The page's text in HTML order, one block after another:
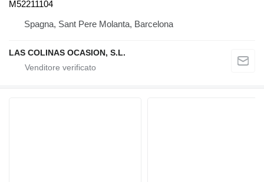
M52211104
Spagna, Sant Pere Molanta, Barcelona
LAS COLINAS OCASION, S.L.